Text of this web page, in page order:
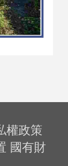
權政策
國有財